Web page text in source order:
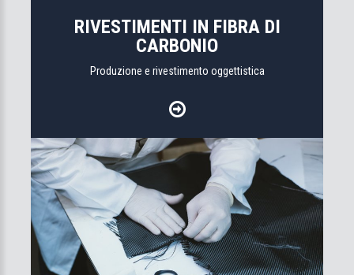
RIVESTIMENTI IN FIBRA DI
CARBONIO
Produzione e rivestimento oggettistica